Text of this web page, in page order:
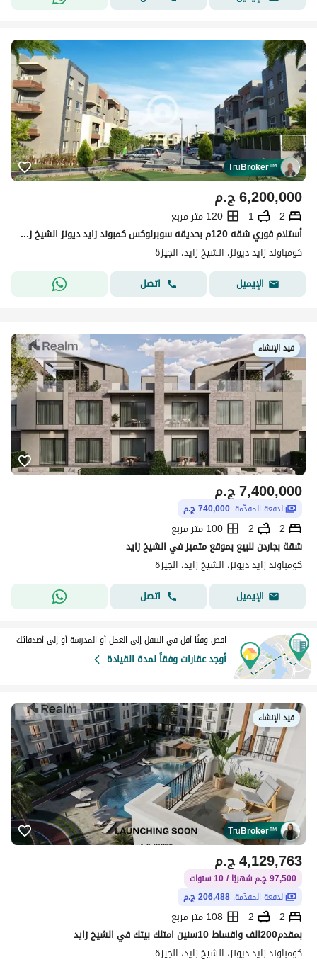
TruBroker™
ج.م6,200,000
2
1
120 متر مربع
أستلام فوري شقه 120م بحديقه سوبرلوكس كمبوند زايد ديونز الشيخ زايد
كومباوند زايد ديونز، الشيخ زايد، الجيزة
الإيميل
اتصل
قيد الإنشاء
ج.م7,400,000
الدفعة المقدّمة: 740,000 ج.م
2
2
100 متر مربع
شقة بجاردن للبيع بموقع متميز في الشيخ زايد
كومباوند زايد ديونز، الشيخ زايد، الجيزة
الإيميل
اتصل
اقض وقتًا أقل في التنقل إلى العمل أو المدرسة أو إلى أصدقائك
أوجد عقارات وفقاً لمدة القيادة
قيد الإنشاء
TruBroker™
ج.م4,129,763
97,500 ج.م شهريًا / 10 سنوات
الدفعة المقدّمة: 206,488 ج.م
2
2
108 متر مربع
بمقدم200الف واقساط 10سنين امتلك بيتك في الشيخ زايد
كومباوند زايد ديونز، الشيخ زايد، الجيزة